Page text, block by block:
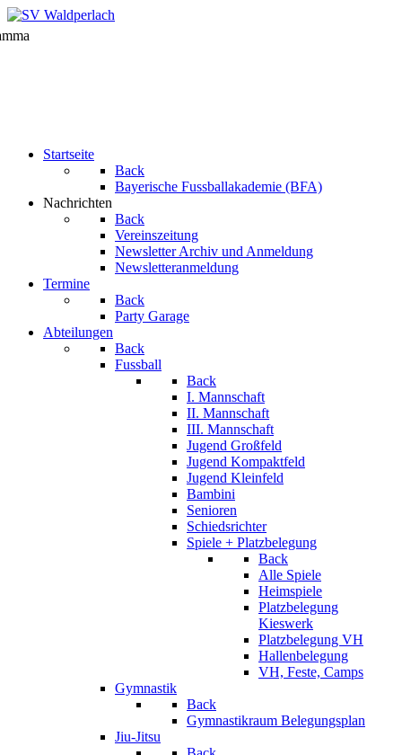
Startseite
Back
Bayerische Fussballakademie (BFA)
Nachrichten
Back
Vereinszeitung
Newsletter Archiv und Anmeldung
Newsletteranmeldung
Termine
Back
Party Garage
Abteilungen
Back
Fussball
Back
I. Mannschaft
II. Mannschaft
III. Mannschaft
Jugend Großfeld
Jugend Kompaktfeld
Jugend Kleinfeld
Bambini
Senioren
Schiedsrichter
Spiele + Platzbelegung
Back
Alle Spiele
Heimspiele
Platzbelegung
Kieswerk
Platzbelegung VH
Hallenbelegung
VH, Feste, Camps
Gymnastik
Back
Gymnastikraum Belegungsplan
Jiu-Jitsu